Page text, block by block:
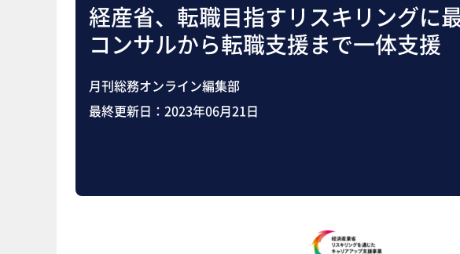
経産省、転職目指すリスキリング
コンサルから転職支援まで一体支援
月刊総務オンライン編集部
最終更新日： 2023年06月21日